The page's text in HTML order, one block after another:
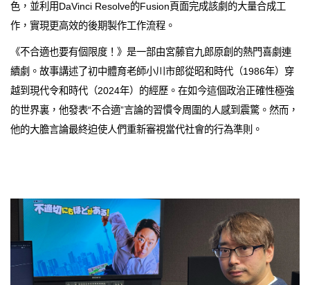
色，並利用DaVinci Resolve的Fusion頁面完成該劇的大量合成工
作，實現更高效的後期製作工作流程。
《不合適也要有個限度！》是一部由宮藤官九郎原創的熱門喜劇連
續劇。故事講述了初中體育老師小川市郎從昭和時代（1986年）穿
越到現代令和時代（2024年）的經歷。在如今這個政治正確性極強
的世界裏，他發表“不合適”言論的習慣令周圍的人感到震驚。然而，
他的大膽言論最終迫使人們重新審視當代社會的行為準則。